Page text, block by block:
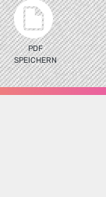
PDF
SPEICHERN